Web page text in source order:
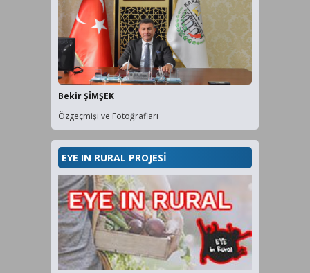
Bekir ŞİMŞEK
Özgeçmişi ve Fotoğrafları
EYE IN RURAL PROJESİ